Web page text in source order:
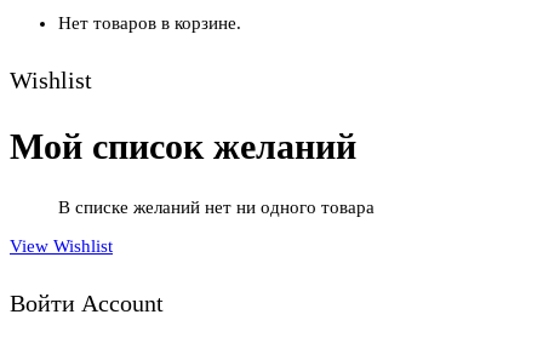
Нет товаров в корзине.
Wishlist
Мой список желаний
В списке желаний нет ни одного товара
View Wishlist
Войти Account